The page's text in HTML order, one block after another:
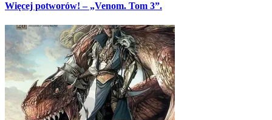
Więcej potworów! – „Venom. Tom 3”.